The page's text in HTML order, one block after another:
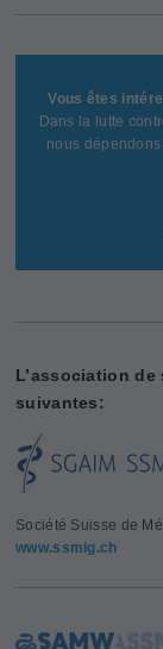
Vous êtes
Dans la lutte
nous
L’association
suivantes:
Société Suisse de
www.ssmig.ch